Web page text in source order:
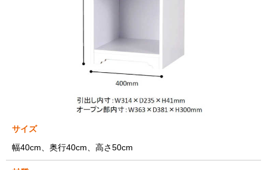
サイズ
幅40cm、奥行40cm、高さ50cm